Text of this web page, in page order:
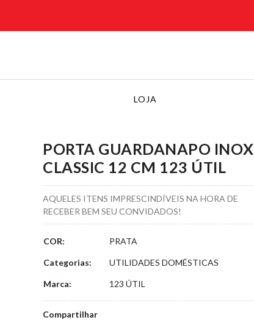
LOJA
PORTA GUARDANAPO INOX
CLASSIC 12 CM 123 ÚTIL
AQUELES ITENS IMPRESCINDÍVEIS NA HORA DE
RECEBER BEM SEU CONVIDADOS!
COR: PRATA
Categorias: UTILIDADES DOMÉSTICAS
Marca: 123 ÚTIL
Compartilhar